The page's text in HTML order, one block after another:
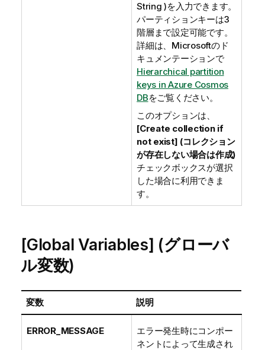
String )を入力できます。
パーティションキーは3
階層まで設定可能です。
詳細は、Microsoftのド
キュメンテーションで
Hierarchical partition
keys in Azure Cosmos
DBをご覧ください。
このオプションは、
[Create collection if
not exist] (コレクション
が存在しない場合は作成)
チェックボックスが選択
した場合に利用できま
す。
[Global Variables] (グローバ
ル変数)
変数 説明
ERROR_MESSAGE
エラー発生時にコンポー
ネントによって生成され